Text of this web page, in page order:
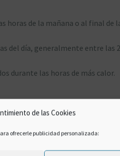
de las Cookies
ofrecerle publicidad personalizada:
horas de la mañana o al final de
del día, generalmente entre las
durante las horas de más calor.
o ventiladores.